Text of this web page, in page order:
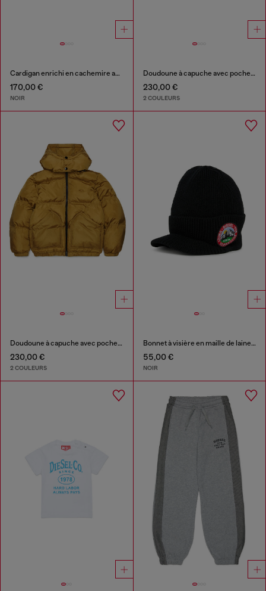
Cardigan enrichi en cachemire avec logo Oval D
170,00 €
NOIR
Doudoune à capuche avec poches oversize
230,00 €
2 COULEURS
Doudoune à capuche avec poches oversize
230,00 €
2 COULEURS
Bonnet à visière en maille de laine côtelée
55,00 €
NOIR